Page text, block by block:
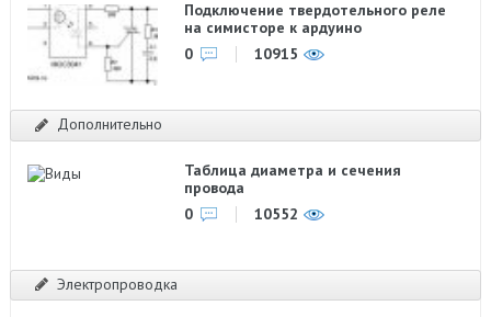
Подключение твердотельного реле
на симисторе к ардуино
0
10915
Дополнительно
Таблица диаметра и сечения
провода
0
10552
Электропроводка